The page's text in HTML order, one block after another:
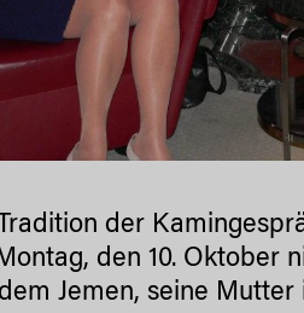
der
den 10. Oktober
Jemen, seine